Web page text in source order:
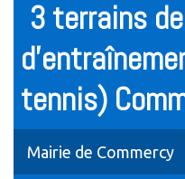
3 terrains
tennis)
Mairie de Commercy